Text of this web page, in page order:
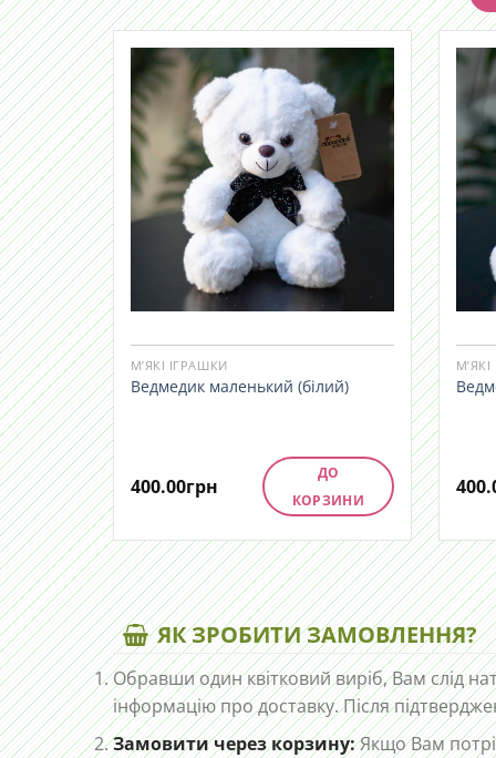
М’ЯКІ ІГРАШКИ
Ведмедик маленький (білий)
400.00грн
ДО
КОРЗИНИ
ЯК ЗРОБИТИ ЗАМОВЛЕННЯ?
Обравши один квітковий виріб, Вам слід
інформацію про доставку. Після
Замовити через корзину:Якщо Вам